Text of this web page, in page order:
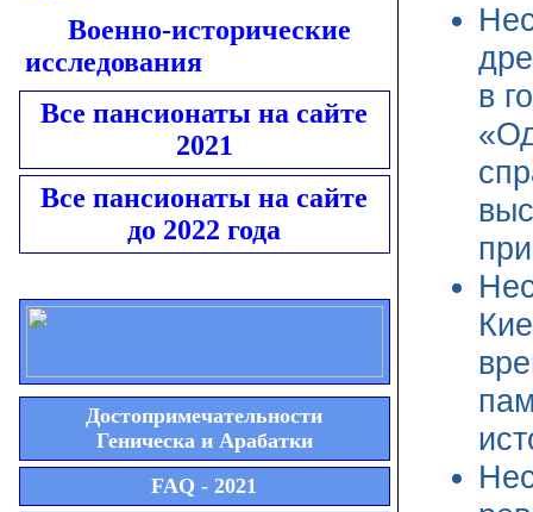
Военно-исторические
исследования
Все пансионаты на сайте
2021
Все пансионаты на сайте
до 2022 года
Достопримечательности
Геническа и Арабатки
FAQ - 2021
в